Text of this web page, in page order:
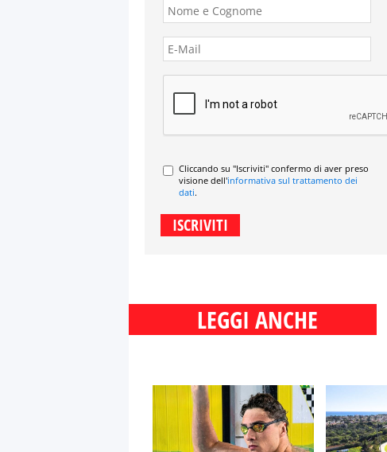
Cliccando su "Iscriviti" confermo di aver preso
visione dell'informativa sul trattamento dei
dati.
LEGGI ANCHE